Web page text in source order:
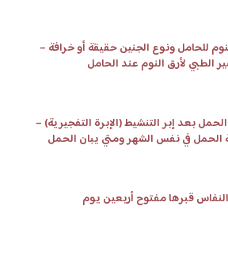
للحامل ونوع الجنين حقيقة أو خرافة –
الطبي لأرق النوم عند الحامل
بعد إبر التنشيط (الإبرة التفجيرية) –
في نفس الشهر ومتي يبان الحمل
قبرها مفتوح أربعين يوم